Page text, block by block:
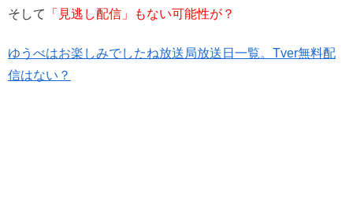
そして 「見逃し配信」もない可能性が？
ゆうべはお楽しみでしたね放送局放送日一覧。Tver無料配
信はない？